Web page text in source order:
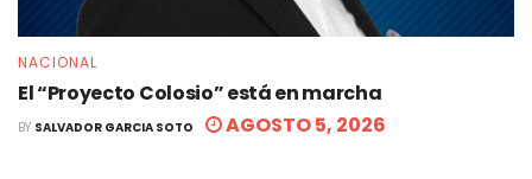
NACIONAL
El “Proyecto Colosio” está en marcha
BY SALVADOR GARCIA SOTO AGOSTO 5, 2026